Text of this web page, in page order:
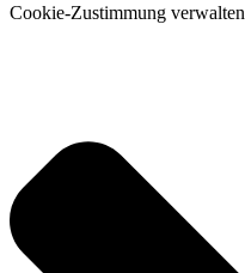
Cookie-Zustimmung verwalten